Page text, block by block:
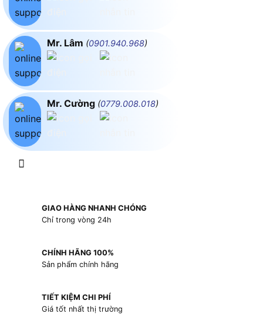
Mr. Lâm (0901.940.968)
Mr. Cường (0779.008.018)
GIAO HÀNG NHANH CHÓNG
Chỉ trong vòng 24h
CHÍNH HÃNG 100%
Sản phẩm chính hãng
TIẾT KIỆM CHI PHÍ
Giá tốt nhất thị trường